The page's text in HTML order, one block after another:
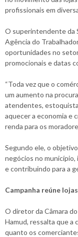
profissionais em
O superintendente da
Agência do
oportunidades no
promocionais e datas
“Toda vez que o
um aumento na
atendentes,
aquecer a economia e
renda para os
Segundo ele, o
negócios no
e contribuindo para a
Campanha reúne
O diretor da Câmara
Hamud, ressalta que a
quanto os